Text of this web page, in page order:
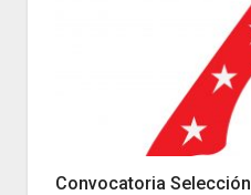
Convocatoria